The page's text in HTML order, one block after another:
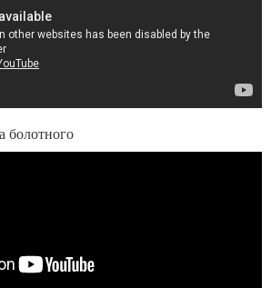
болотного